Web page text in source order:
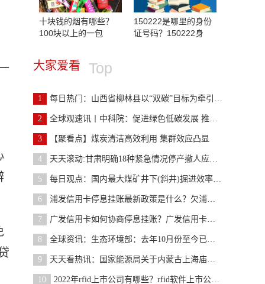
十块钱的烟有哪些？
100块以上的一包
150222是哪里的身份
证号码？150222身
大家爱看 Top
1 每日热门：山西省柳林县以“双碳”目标为牵引谱写能
2 全球观速讯丨中科院：促进绿色低碳发展 推动煤炭清
3 【聚看点】煤炭清洁高效利用 集群效应凸显
4 天天滚动:甘肃明确18种紧急情况停产撤人应急措施
5 每日观点：国内最大煤矿井下(斜井)掘进效率创全国纪
6 浦发信用卡停息挂账最新政策是什么？欠浦发21万协商
7 广发信用卡如何协商停息挂账？广发信用卡停息挂账申
8 全球资讯：生态环境部：去年10月份至今已审查审批煤
9 天天看热讯：国家能源局关于内蒙古上海庙矿区长城二
10 2022年rfid上市公司有哪些？rfid软件上市公司有哪些？